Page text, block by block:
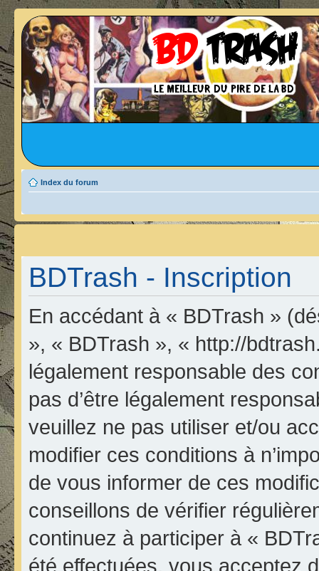
Index du forum
BDTrash - Inscription
En accédant à « BDTrash »
», « BDTrash », « http://
légalement responsable des
pas d’être légalement
veuillez ne pas utiliser et/ou
modifier ces conditions à
de vous informer de ces
conseillons de vérifier
continuez à participer à «
été effectuées, vous acceptez